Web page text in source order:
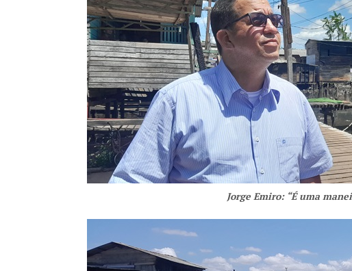
Jorge Emiro: “É uma